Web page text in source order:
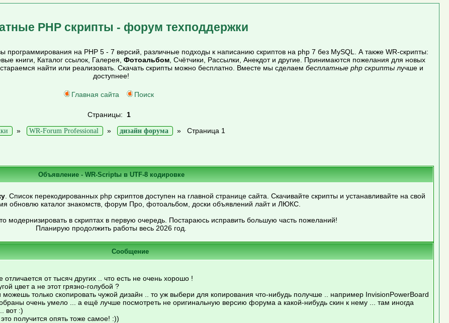
PHP скрипты - форум техподдержки
на PHP 5 - 7 версий, различные подходы к написанию скриптов на php 7 без MySQL. А также WR-скрипты:
книги, Каталог ссылок, Галерея, Фотоальбом, Счётчики, Рассылки, Анекдот и другие. Принимаются пожелания для новых
найти или реализовать. Скачать скрипты можно бесплатно. Вместе мы сделаем бесплатные php скриптылучше и
доступнее!
Главная сайта Поиск
Страницы: 1
» WR-Forum Professional » дизайн форума » Страница 1
Объявление - WR-Scriptы в UTF-8 кодировке
. Список перекодированных php скриптов доступен на главной странице сайта. Скачивайте скрипты и устанавливайте на свой
обновлю каталог знакомств, форум Про, фотоальбом, доски объявлений лайт и ЛЮКС.
модернизировать в скриптах в первую очередь. Постараюсь исправить большую часть пожеланий!
Планирую продолжить работы весь 2026 год.
Сообщение
от тысяч других .. что есть не очень хорошо !
цвет а не этот грязно-голубой ?
только скопировать чужой дизайн .. то уж выбери для копирования что-нибудь получше .. например InvisionPowerBoard
очень умело ... а ещё лучше посмотреть не оригинальную версию форума а какой-нибудь скин к нему ... там иногда
вот :)
получится опять тоже самое! :))